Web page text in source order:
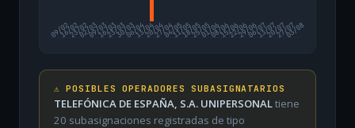
09/02
16/0223/0202/0309/0316/0323/0330/0306/0413/0420/0427/0404/0511/0518/0525/0501/0608/0615/0622/0629/0606/0713/0720/0727/07
03/08
⚠️ POSIBLES OPERADORES SUBASIGNATARIOS
TELEFÓNICA DE ESPAÑA, S.A. UNIPERSONALtiene
20 subasignaciones registradas de tipo